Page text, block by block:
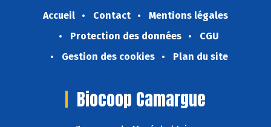
Accueil Contact
Mentions légales
Protection des données
CGU
Gestion des cookies
Plan du site
Biocoop Camargue